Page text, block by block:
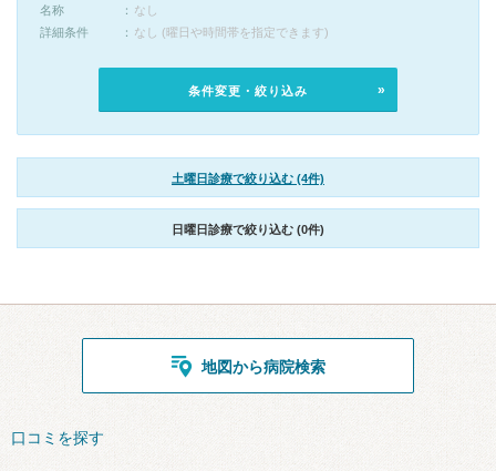
名称
なし
詳細条件
なし (曜日や時間帯を指定できます)
条件変更・絞り込み
土曜日診療で絞り込む (4件)
日曜日診療で絞り込む (0件)
地図から病院検索
口コミを探す